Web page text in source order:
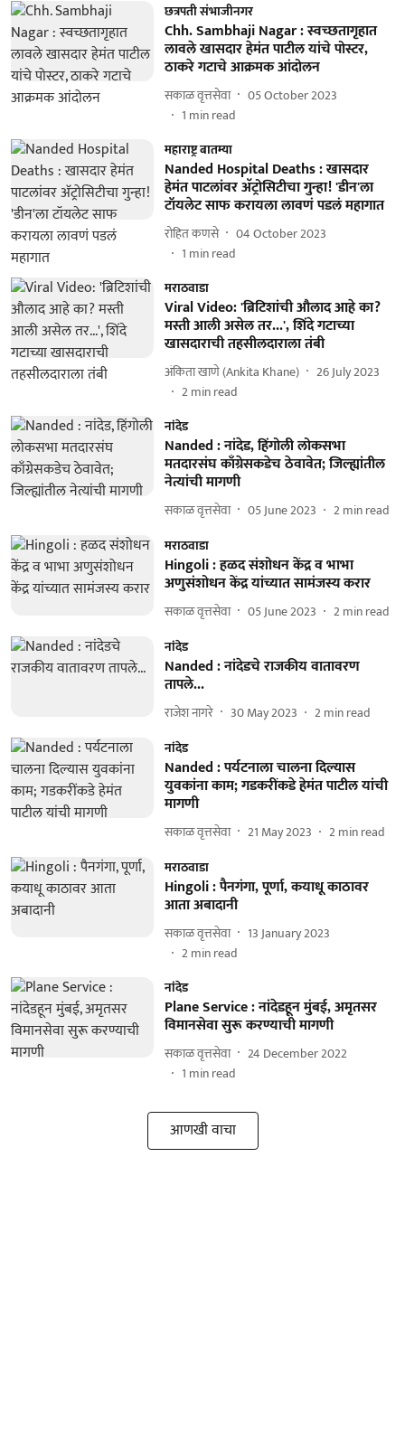
छत्रपती संभाजीनगर
Chh. Sambhaji Nagar : स्वच्छतागृहात
लावले खासदार हेमंत पाटील यांचे पोस्टर,
ठाकरे गटाचे आक्रमक आंदोलन
सकाळ वृत्तसेवा
05 October 2023
1 min read
महाराष्ट्र बातम्या
Nanded Hospital Deaths : खासदार
हेमंत पाटलांवर अ‍ॅट्रोसिटीचा गुन्हा! 'डीन'ला
टॉयलेट साफ करायला लावणं पडलं महागात
रोहित कणसे
04 October 2023
1 min read
मराठवाडा
Viral Video: 'ब्रिटिशांची औलाद आहे का?
मस्ती आली असेल तर...', शिंदे गटाच्या
खासदाराची तहसीलदाराला तंबी
अंकिता खाणे (Ankita Khane)
26 July 2023
2min read
नांदेड
Nanded : नांदेड, हिंगोली लोकसभा
मतदारसंघ काँग्रेसकडेच ठेवावेत; जिल्ह्यांतील
नेत्यांची मागणी
सकाळ वृत्तसेवा 05 June 2023 2min read
मराठवाडा
Hingoli : हळद संशोधन केंद्र व भाभा
अणुसंशोधन केंद्र यांच्यात सामंजस्य करार
सकाळ वृत्तसेवा 05 June 2023 2min read
नांदेड
Nanded : नांदेडचे राजकीय वातावरण
तापले...
राजेश नागरे 30 May 2023 2min read
नांदेड
Nanded : पर्यटनाला चालना दिल्यास
युवकांना काम; गडकरींकडे हेमंत पाटील यांची
मागणी
सकाळ वृत्तसेवा 21 May 2023 2min read
मराठवाडा
Hingoli : पैनगंगा, पूर्णा, कयाधू काठावर
आता अबादानी
सकाळ वृत्तसेवा
13 January 2023
2min read
नांदेड
Plane Service : नांदेडहून मुंबई, अमृतसर
विमानसेवा सुरू करण्याची मागणी
सकाळ वृत्तसेवा
24 December 2022
1 min read
आणखी वाचा